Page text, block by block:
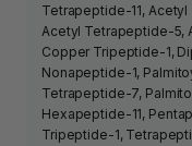
Tetrapeptide-11,
Acetyl Tetrapeptide-5,
Copper Tripeptide-1,
Nonapeptide-1,
Tetrapeptide-7,
Hexapeptide-11,
Tripeptide-1,